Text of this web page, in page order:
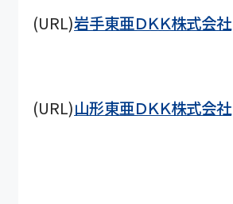
(URL)岩手東亜ＤＫＫ株式会社
(URL)山形東亜ＤＫＫ株式会社